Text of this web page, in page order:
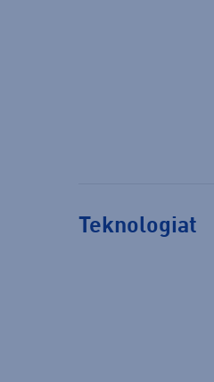
Teknologiat